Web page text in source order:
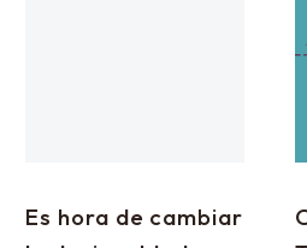
Es hora de cambiar